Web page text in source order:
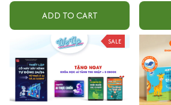
quang
ADD TO CART
SALE